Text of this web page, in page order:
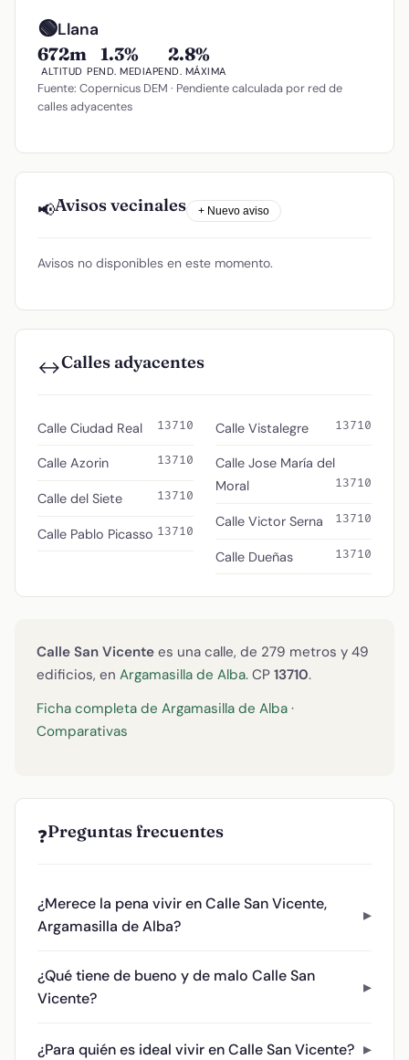
🟢Llana
672m
ALTITUD
1.3%
PEND. MEDIA
2.8%
PEND. MÁXIMA
Fuente: Copernicus DEM · Pendiente calculada por red de
calles adyacentes
📢Avisos vecinales + Nuevo aviso
Avisos no disponibles en este momento.
↔️Calles adyacentes
Calle Ciudad Real 13710
Calle Azorin 13710
Calle del Siete 13710
Calle Pablo Picasso 13710
Calle Vistalegre 13710
Calle Jose María del
Moral
13710
Calle Victor Serna 13710
Calle Dueñas 13710
Calle San Vicente es una calle, de 279 metros y 49
edificios, en Argamasilla de Alba. CP 13710.
Ficha completa de Argamasilla de Alba ·
Comparativas
❓Preguntas frecuentes
¿Merece la pena vivir en Calle San Vicente,
Argamasilla de Alba?
¿Qué tiene de bueno y de malo Calle San
Vicente?
¿Para quién es ideal vivir en Calle San Vicente?